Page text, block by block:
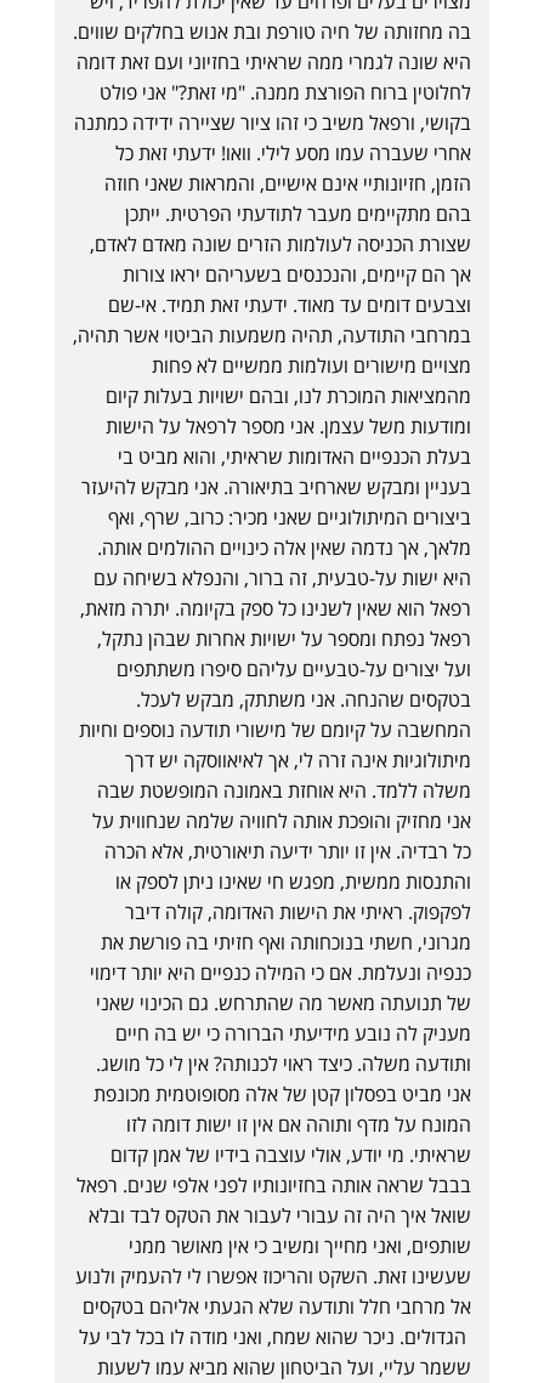
בה מחזותה של חיה טורפת ובת אנוש בחלקים שווים.
היא שונה לגמרי ממה שראיתי בחזיוני ועם זאת דומה
לחלוטין ברוח הפורצת ממנה. "מי זאת?" אני פולט
בקושי, ורפאל משיב כי זהו ציור שציירה ידידה כמתנה
אחרי שעברה עמו מסע לילי. וואו! ידעתי זאת כל
הזמן, חזיונותיי אינם אישיים, והמראות שאני חוזה
בהם מתקיימים מעבר לתודעתי הפרטית. ייתכן
שצורת הכניסה לעולמות הזרים שונה מאדם לאדם,
אך הם קיימים, והנכנסים בשעריהם יראו צורות
וצבעים דומים עד מאוד. ידעתי זאת תמיד. אי-שם
במרחבי התודעה, תהיה משמעות הביטוי אשר תהיה,
מצויים מישורים ועולמות ממשיים לא פחות
מהמציאות המוכרת לנו, ובהם ישויות בעלות קיום
ומודעות משל עצמן. אני מספר לרפאל על הישות
בעלת הכנפיים האדומות שראיתי, והוא מביט בי
בעניין ומבקש שארחיב בתיאורה. אני מבקש להיעזר
ביצורים המיתולוגיים שאני מכיר: כרוב, שרף, ואף
מלאך, אך נדמה שאין אלה כינויים ההולמים אותה.
היא ישות על-טבעית, זה ברור, והנפלא בשיחה עם
רפאל הוא שאין לשנינו כל ספק בקיומה. יתרה מזאת,
רפאל נפתח ומספר על ישויות אחרות שבהן נתקל,
ועל יצורים על-טבעיים עליהם סיפרו משתתפים
בטקסים שהנחה. אני משתתק, מבקש לעכל.
המחשבה על קיומם של מישורי תודעה נוספים וחיות
מיתולוגיות אינה זרה לי, אך לאיאווסקה יש דרך
משלה ללמד. היא אוחזת באמונה המופשטת שבה
אני מחזיק והופכת אותה לחוויה שלמה שנחווית על
כל רבדיה. אין זו יותר ידיעה תיאורטית, אלא הכרה
והתנסות ממשית, מפגש חי שאינו ניתן לספק או
לפקפוק. ראיתי את הישות האדומה, קולה דיבר
מגרוני, חשתי בנוכחותה ואף חזיתי בה פורשת את
כנפיה ונעלמת. אם כי המילה כנפיים היא יותר דימוי
של תנועתה מאשר מה שהתרחש. גם הכינוי שאני
מעניק לה נובע מידיעתי הברורה כי יש בה חיים
ותודעה משלה. כיצד ראוי לכנותה? אין לי כל מושג.
אני מביט בפסלון קטן של אלה מסופוטמית מכונפת
המונח על מדף ותוהה אם אין זו ישות דומה לזו
שראיתי. מי יודע, אולי עוצבה בידיו של אמן קדום
בבבל שראה אותה בחזיונותיו לפני אלפי שנים. רפאל
שואל איך היה זה עבורי לעבור את הטקס לבד ובלא
שותפים, ואני מחייך ומשיב כי אין מאושר ממני
שעשינו זאת. השקט והריכוז אפשרו לי להעמיק ולנוע
אל מרחבי חלל ותודעה שלא הגעתי אליהם בטקסים
הגדולים. ניכר שהוא שמח, ואני מודה לו בכל לבי על
ששמר עליי, ועל הביטחון שהוא מביא עמו לשעות